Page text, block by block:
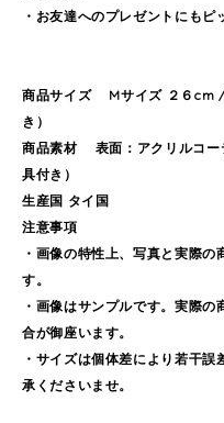
・お友達へのプレゼントにもピ
商品サイズ Mサイズ ２６cm
き）
商品素材 表面：アクリルコー
具付き）
生産国 タイ国
注意事項
・画像の特性上、写真と実際
す。
・画像はサンプルです。実際
合が御座います。
・サイズは個体差により若干
承くださいませ。